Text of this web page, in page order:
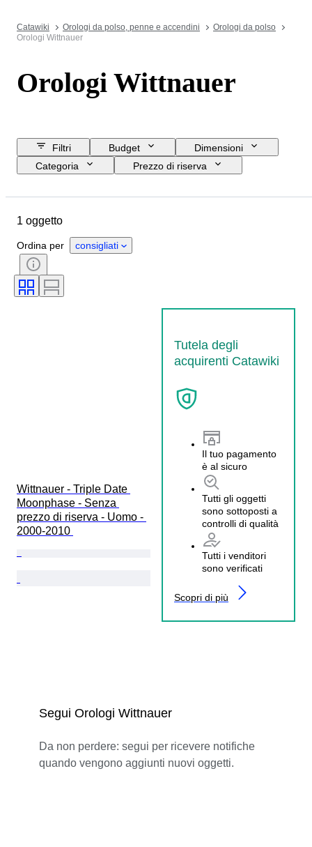
Catawiki Orologi da polso, penne e accendini
Orologi da polso
Orologi Wittnauer
Orologi Wittnauer
Filtri Budget
Dimensioni
Categoria
Prezzo di riserva
Genere
Movimento dell'orologio
Diametro della cassa
Materiale del cinturino dell’orologio
1 oggetto
Ordina per consigliati
Wittnauer - Triple Date
Moonphase - Senza
prezzo di riserva - Uomo -
2000-2010
Tutela degli
acquirenti Catawiki
Il tuo pagamento
è al sicuro
Tutti gli oggetti
sono sottoposti a
controlli di qualità
Tutti i venditori
sono verificati
Scopri di più
Segui Orologi Wittnauer
Da non perdere: segui per ricevere notifiche
quando vengono aggiunti nuovi oggetti.